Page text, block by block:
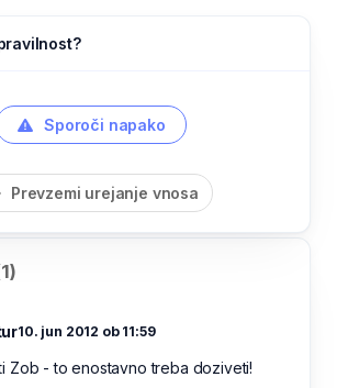
Sporoči napako
Prevzemi urejanje vnosa
10. jun 2012 ob 11:59
Zob - to enostavno treba doziveti!